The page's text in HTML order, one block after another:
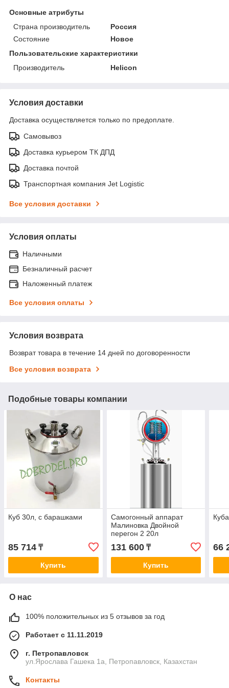
Основные атрибуты
Страна производитель
Россия
Состояние
Новое
Пользовательские характеристики
Производитель
Helicon
Условия доставки
Доставка осуществляется только по предоплате.
Самовывоз
Доставка курьером ТК ДПД
Доставка почтой
Транспортная компания Jet Logistic
Все условия доставки
Условия оплаты
Наличными
Безналичный расчет
Наложенный платеж
Все условия оплаты
Условия возврата
Возврат товара в течение 14 дней по договоренности
Все условия возврата
Подобные товары компании
Куб 30л, с барашками
85 714 ₸
Купить
Самогонный аппарат
Малиновка Двойной
перегон 2 20л
131 600₸
Купить
66
О нас
100% положительных из 5 отзывов за год
Работает с 11.11.2019
г. Петропавловск
ул.Ярослава Гашека 1а, Петропавловск, Казахстан
Контакты